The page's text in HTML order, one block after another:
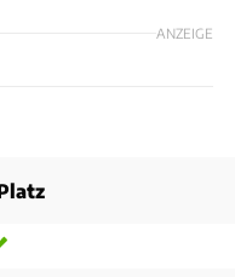
ANZEIGE